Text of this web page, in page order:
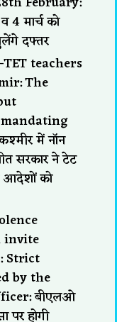
4 मार्च को
दफ्तर
teachers
The
में नॉन
सरकार ने टेट
को
invite
Strict
by the
बीएलओ
पर होगी